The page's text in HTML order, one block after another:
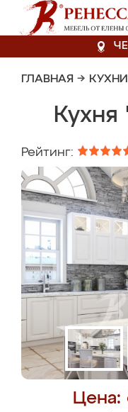
ГЛАВНАЯ → КУХНИ
Кухня
Рейтинг:
Цена: